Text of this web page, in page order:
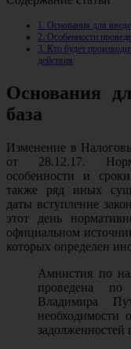
1. Основания для
2. Особенности
3. Кто будет
действия
Основания
база
Изменение в
от 28.12.17.
особенности и
также ряд иных
даты вступление
этот день
официальном
которых определен
Амнистия по
проведена
Владимира
необходимости